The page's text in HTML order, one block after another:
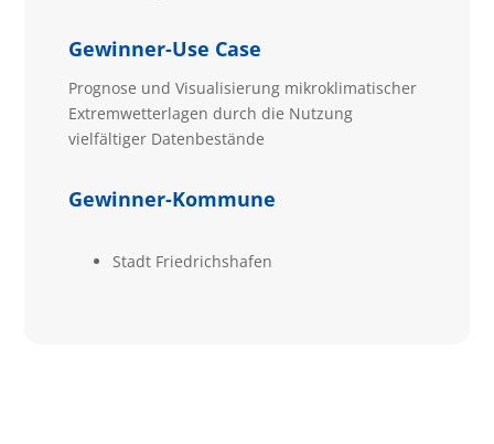
Gewinner-Use Case
Prognose und Visualisierung mikroklimatischer
Extremwetterlagen durch die Nutzung
vielfältiger Datenbestände
Gewinner-Kommune
Stadt Friedrichshafen